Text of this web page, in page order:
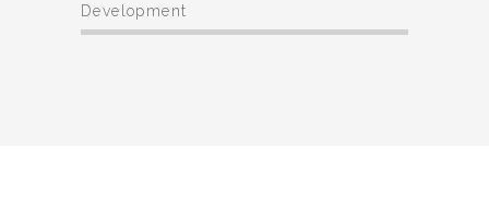
Development